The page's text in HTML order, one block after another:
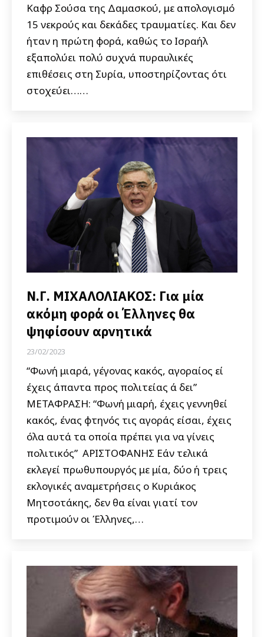
Καφρ Σούσα της Δαμασκού, με απολογισμό
15 νεκρούς και δεκάδες τραυματίες. Και δεν
ήταν η πρώτη φορά, καθώς το Ισραήλ
εξαπολύει πολύ συχνά πυραυλικές
επιθέσεις στη Συρία, υποστηρίζοντας ότι
στοχεύει……
Ν.Γ. ΜΙΧΑΛΟΛΙΑΚΟΣ: Για μία
ακόμη φορά οι Έλληνες θα
ψηφίσουν αρνητικά
23/02/2023
“Φωνή μιαρά, γέγονας κακός, αγοραίος εί
έχεις άπαντα προς πολιτείας ά δει”
ΜΕΤΑΦΡΑΣΗ: “Φωνή μιαρή, έχεις γεννηθεί
κακός, ένας φτηνός τις αγοράς είσαι, έχεις
όλα αυτά τα οποία πρέπει για να γίνεις
πολιτικός” ΑΡΙΣΤΟΦΑΝΗΣ Εάν τελικά
εκλεγεί πρωθυπουργός με μία, δύο ή τρεις
εκλογικές αναμετρήσεις ο Κυριάκος
Μητσοτάκης, δεν θα είναι γιατί τον
προτιμούν οι Έλληνες,…